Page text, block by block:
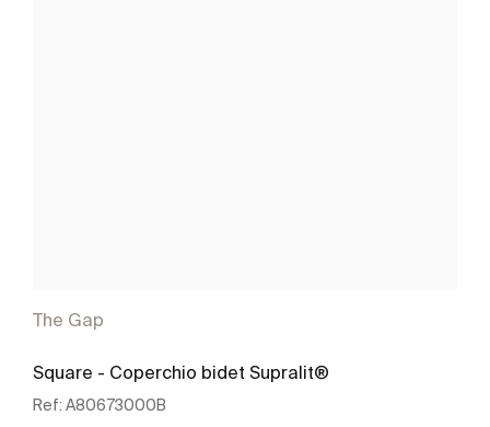
The Gap
Square - Coperchio bidet Supralit®
Ref: A80673000B